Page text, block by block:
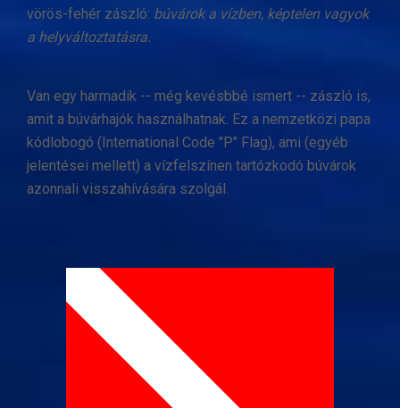
vörös-fehér zászló: búvárok a vízben, képtelen vagyok
a helyváltoztatásra.
Van egy harmadik -- még kevésbbé ismert -- zászló is,
amit a búvárhajók használhatnak. Ez a nemzetközi papa
kódlobogó (International Code "P" Flag), ami (egyéb
jelentései mellett) a vízfelszínen tartózkodó búvárok
azonnali visszahívására szolgál.